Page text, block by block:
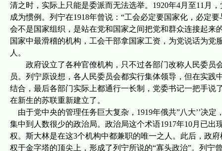
清之时，实际上只能是委派而无法选举。 1920年4月至11 月
成为惯例。列宁在1918年曾说：“工会必定要国家化，必定
会不是国家组织，是站在党和国家之间把党和群众连接起来
国家中最滑稽的机构，工会干部拿国家工资，为党说话为
人。
政府设立了各种官僚机构，只不过各部门改称人民委员
员。列宁原设想，各人民委员会都实行集体领导，但在实践
结合，最后各部门实际上都通行一长制，党委书记一把手
在新生的苏联重新建立了。
由于党中央的管理任务巨大复杂， 1919年俄共”八大’’决定
集中到人数很少的政治局。政治局这个术语1917年10月已出
权。斯大林是在这3个机构中都兼职的唯一之人。此后，政
权于金字塔的顶尖上，形成了列宁所说的“寡头政治”。列